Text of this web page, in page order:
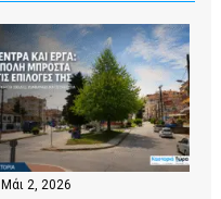
Μάι 2, 2026